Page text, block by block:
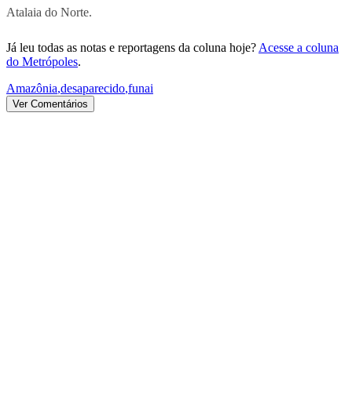
Atalaia do Norte.
Já leu todas as notas e reportagens da coluna hoje? Acesse a coluna
do Metrópoles.
Amazônia,desaparecido,funai
Ver Comentários